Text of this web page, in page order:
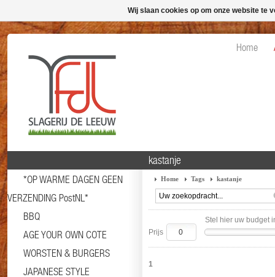
Home
*OP WARME DAGEN GEEN
VERZENDING PostNL*
BBQ
AGE YOUR OWN COTE
WORSTEN & BURGERS
JAPANESE STYLE
kastanje
Home Tags kastanje
Stel hier uw budget
Prijs
1
Wij slaan cookies op om onze website te